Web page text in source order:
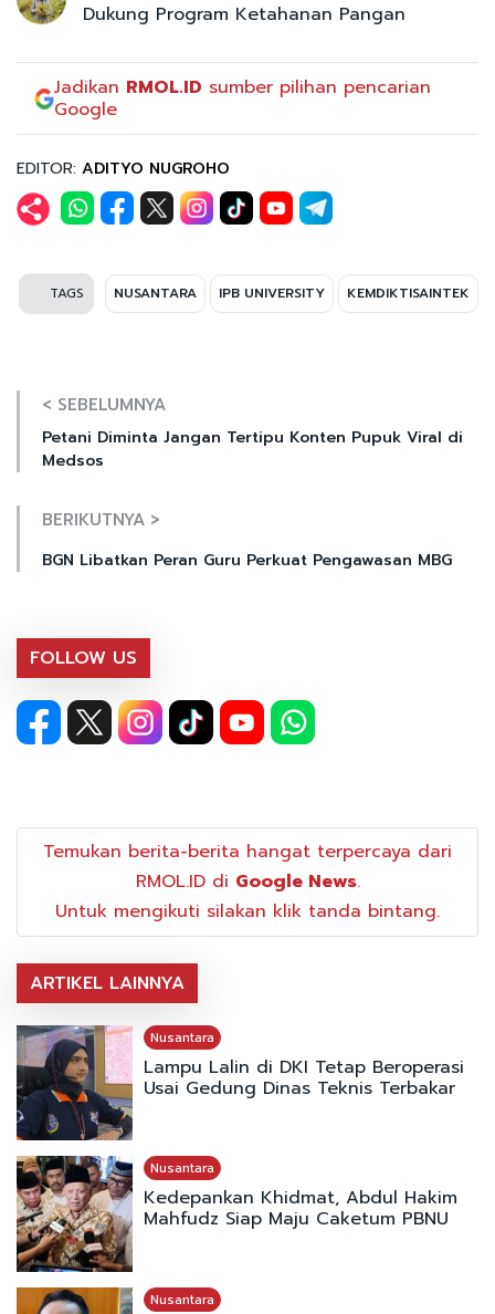
Dukung Program Ketahanan Pangan
Jadikan RMOL.ID sumber pilihan pencarian
Google
EDITOR: ADITYO NUGROHO
TAGS NUSANTARA IPB UNIVERSITY KEMDIKTISAINTEK
< SEBELUMNYA
Petani Diminta Jangan Tertipu Konten Pupuk Viral di
Medsos
BERIKUTNYA >
BGN Libatkan Peran Guru Perkuat Pengawasan MBG
FOLLOW US
Temukan berita-berita hangat terpercaya dari
RMOL.ID di Google News.
Untuk mengikuti silakan klik tanda bintang.
ARTIKEL LAINNYA
Nusantara
Lampu Lalin di DKI Tetap Beroperasi
Usai Gedung Dinas Teknis Terbakar
Nusantara
Kedepankan Khidmat, Abdul Hakim
Mahfudz Siap Maju Caketum PBNU
Nusantara